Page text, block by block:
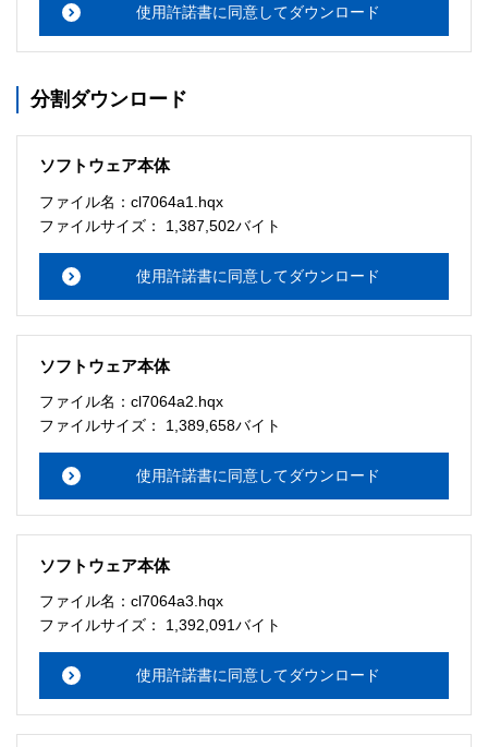
メーションセンターまでお願い
ルをお読み下さい。
ソフトウェアの保証範囲
・ソフトウェアは、予告せず改良、変更することがありま
す。
配布ソフトウェアの著作権は、特に記載のあるものを除き
使用許諾書に同意してダウンロード
分割ダウンロード
ソフトウェア本体
ファイル名：cl7064a1.hqx
ファイルサイズ： 1,387,502バイト
使用許諾書に同意してダウンロード
ソフトウェア本体
ファイル名：cl7064a2.hqx
ファイルサイズ： 1,389,658バイト
使用許諾書に同意してダウンロード
ソフトウェア本体
ファイル名：cl7064a3.hqx
ファイルサイズ： 1,392,091バイト
使用許諾書に同意してダウンロード